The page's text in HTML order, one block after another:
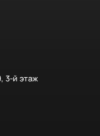
3-й этаж